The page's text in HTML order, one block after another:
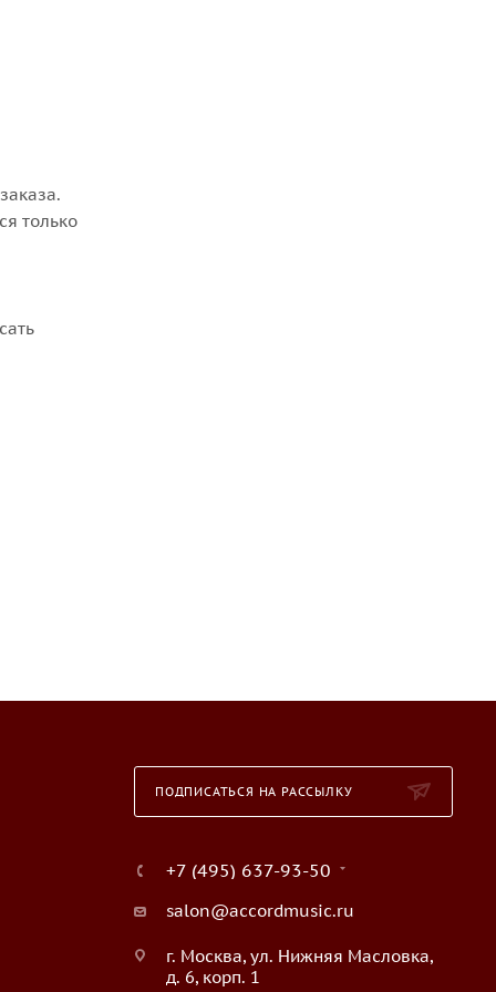
только
ПОДПИСАТЬСЯ НА РАССЫЛКУ
+7 (495) 637-93-50
salon@accordmusic.ru
г. Москва, ул. Нижняя Масловка,
д. 6, корп. 1